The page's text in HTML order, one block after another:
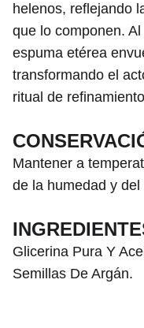
helenos, reflejando
que lo componen.
espuma etérea
transformando el
ritual de
Mantener a
de la humedad y del
Glicerina Pura Y
Semillas De Argán.